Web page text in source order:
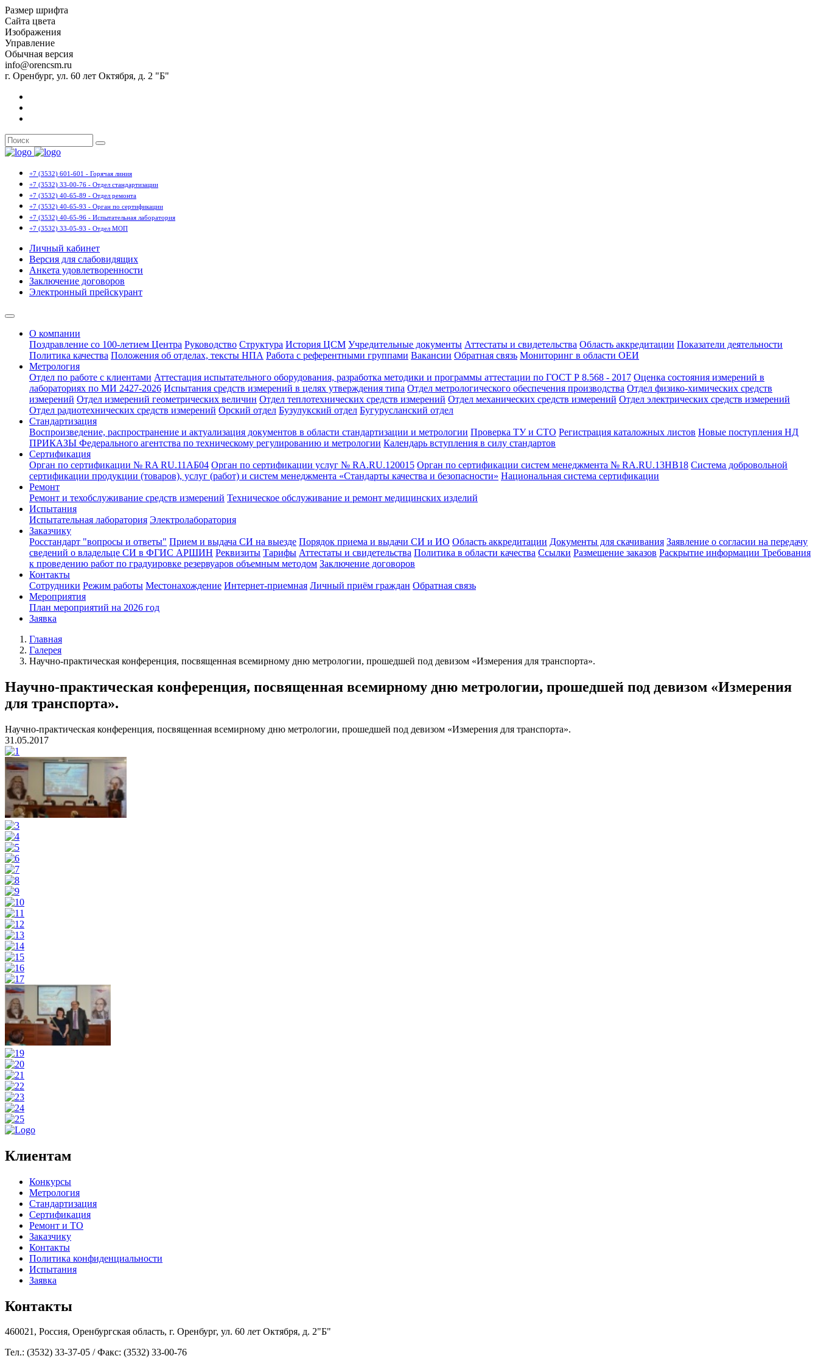
Размер шрифта
Сайта цвета
Изображения
Управление
Обычная версия
info@orencsm.ru
г. Оренбург, ул. 60 лет Октября, д. 2 "Б"
+7 (3532) 601-601 - Горячая линия
+7 (3532) 33-00-76 - Отдел стандартизации
+7 (3532) 40-65-89 - Отдел ремонта
+7 (3532) 40-65-93 - Орган по сертификации
+7 (3532) 40-65-96 - Испытательная лаборатория
+7 (3532) 33-05-93 - Отдел МОП
Личный кабинет
Версия для слабовидящих
Анкета удовлетворенности
Заключение договоров
Электронный прейскурант
О компании
Поздравление со 100-летием Центра Руководство Структура История ЦСМ Учредительные документы Аттестаты и свидетельства Область аккредитации Показатели деятельности
Политика качества Положения об отделах, тексты НПА Работа с референтными группами Вакансии Обратная связь Мониторинг в области ОЕИ
Метрология
Отдел по работе с клиентами Аттестация испытательного оборудования, разработка методики и программы аттестации по ГОСТ Р 8.568 - 2017 Оценка состояния измерений в
лабораториях по МИ 2427-2026 Испытания средств измерений в целях утверждения типа Отдел метрологического обеспечения производства Отдел физико-химических средств
измерений Отдел измерений геометрических величин Отдел теплотехнических средств измерений Отдел механических средств измерений Отдел электрических средств измерений
Отдел радиотехнических средств измерений Орский отдел Бузулукский отдел Бугурусланский отдел
Стандартизация
Воспроизведение, распространение и актуализация документов в области стандартизации и метрологии Проверка ТУ и СТО Регистрация каталожных листов Новые поступления НД
ПРИКАЗЫ Федерального агентства по техническому регулированию и метрологии Календарь вступления в силу стандартов
Сертификация
Орган по сертификации № RA RU.11АБ04 Орган по сертификации услуг № RA.RU.120015 Орган по сертификации систем менеджмента № RA.RU.13HB18 Система добровольной
сертификации продукции (товаров), услуг (работ) и систем менеджмента «Стандарты качества и безопасности» Национальная система сертификации
Ремонт
Ремонт и техобслуживание средств измерений Техническое обслуживание и ремонт медицинских изделий
Испытания
Испытательная лаборатория Электролаборатория
Заказчику
Росстандарт "вопросы и ответы" Прием и выдача СИ на выезде Порядок приема и выдачи СИ и ИО Область аккредитации Документы для скачивания Заявление о согласии на передачу
сведений о владельце СИ в ФГИС АРШИН Реквизиты Тарифы Аттестаты и свидетельства Политика в области качества Ссылки Размещение заказов Раскрытие информации Требования
к проведению работ по градуировке резервуаров объемным методом Заключение договоров
Контакты
Сотрудники Режим работы Местонахождение Интернет-приемная Личный приём граждан Обратная связь
Мероприятия
План мероприятий на 2026 год
Заявка
Главная
Галерея
Научно-практическая конференция, посвященная всемирному дню метрологии, прошедшей под девизом «Измерения для транспорта».
Научно-практическая конференция, посвященная всемирному дню метрологии, прошедшей под девизом «Измерения
для транспорта».
Научно-практическая конференция, посвященная всемирному дню метрологии, прошедшей под девизом «Измерения для транспорта».
31.05.2017
Клиентам
Конкурсы
Метрология
Стандартизация
Сертификация
Ремонт и ТО
Заказчику
Контакты
Политика конфиденциальности
Испытания
Заявка
Контакты
460021, Россия, Оренбургская область, г. Оренбург, ул. 60 лет Октября, д. 2"Б"
Тел.: (3532) 33-37-05 / Факс: (3532) 33-00-76